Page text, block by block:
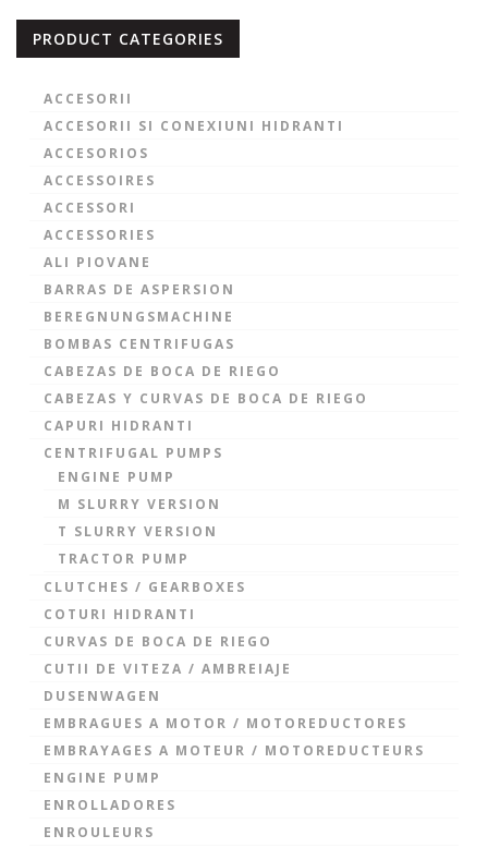
PRODUCT CATEGORIES
ACCESORII
ACCESORII SI CONEXIUNI HIDRANTI
ACCESORIOS
ACCESSOIRES
ACCESSORI
ACCESSORIES
ALI PIOVANE
BARRAS DE ASPERSION
BEREGNUNGSMACHINE
BOMBAS CENTRIFUGAS
CABEZAS DE BOCA DE RIEGO
CABEZAS Y CURVAS DE BOCA DE RIEGO
CAPURI HIDRANTI
CENTRIFUGAL PUMPS
ENGINE PUMP
M SLURRY VERSION
T SLURRY VERSION
TRACTOR PUMP
CLUTCHES / GEARBOXES
COTURI HIDRANTI
CURVAS DE BOCA DE RIEGO
CUTII DE VITEZA / AMBREIAJE
DUSENWAGEN
EMBRAGUES A MOTOR / MOTOREDUCTORES
EMBRAYAGES A MOTEUR / MOTOREDUCTEURS
ENGINE PUMP
ENROLLADORES
ENROULEURS